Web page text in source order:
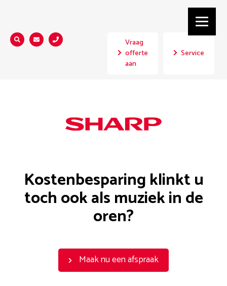
Zoeken...
Vraag
offerte
aan
Service
Kostenbesparing klinkt u
toch ook als muziek in de
oren?
Maak nu een afspraak